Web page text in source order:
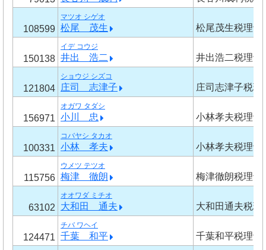
108599
マツオ シゲオ
松尾 茂生 松尾茂生税理士
150138
イデ コウジ
井出 浩二 井出浩二税理士
121804
ショウジ シズコ
庄司 志津子 庄司志津子税理
156971
オガワ タダシ
小川 忠 小林孝夫税理士
100331
コバヤシ タカオ
小林 孝夫 小林孝夫税理士
115756
ウメツ テツオ
梅津 徹朗 梅津徹朗税理士
63102
オオワダ ミチオ
大和田 通夫 大和田通夫税理
124471
チバ ワヘイ
千葉 和平 千葉和平税理士